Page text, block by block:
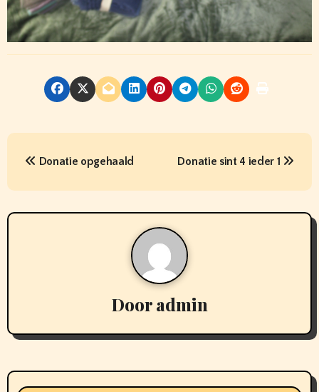
B
r
t
a
Donatie opgehaald Donatie sint 4 ieder 1
Dooradmin